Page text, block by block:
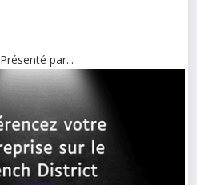
Présenté par...